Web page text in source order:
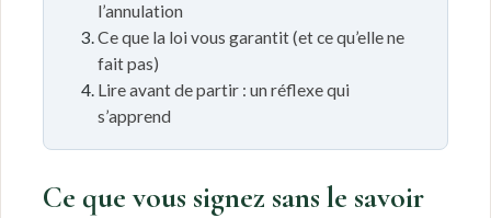
l’annulation
Ce que la loi vous garantit (et ce qu’elle ne
fait pas)
Lire avant de partir : un réflexe qui
s’apprend
Ce que vous signez sans le savoir